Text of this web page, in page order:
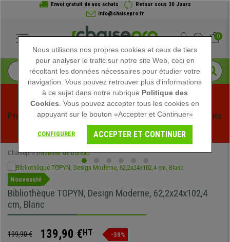
Envoi gratuit de vos achats
Retour sous 30 Jours
info@chaisepro.fr
0
Profitez des soldes d'été chez Chaisepro ! Des réductions
exclusives pour une durée limitée - Voir l'offre
Chaisepro Mobilier de bureau
Nouveauté
Bibliothèque TOPYN, Design Moderne, 62,2x24x102,4
cm, Blanc
199,90 € 139,90 €HT -30%
Nous utilisons nos propres cookies et ceux de tiers
pour analyser le trafic sur notre site Web, ceci en
récoltant les données nécessaires pour étudier votre
navigation. Vous pouvez retrouver plus d'informations
à ce sujet dans notre rubrique Politique des
Cookies . Vous pouvez accepter tous les cookies en
appuyant sur le bouton «Accepter et Continuer»
CONFIGURER ACCEPTER ET CONTINUER